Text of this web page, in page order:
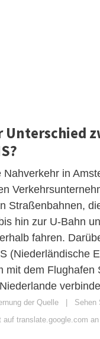
Unterschied
Nahverkehr in
Straßenbahnen,
hin zur U-Bahn
fahren.
(Niederländische
mit dem Flughafen
der Quelle | Sehen
auf translate.google.com an